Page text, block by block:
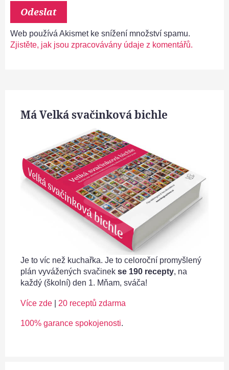
Web používá Akismet ke snížení množství spamu.
Zjistěte, jak jsou zpracovávány údaje z komentářů.
Má Velká svačinková bichle
Je to víc než kuchařka. Je to celoroční promyšlený
plán vyvážených svačinek se 190 recepty, na
každý (školní) den 1. Mňam, sváča!
Více zde 20 receptů zdarma
100% garance spokojenosti.